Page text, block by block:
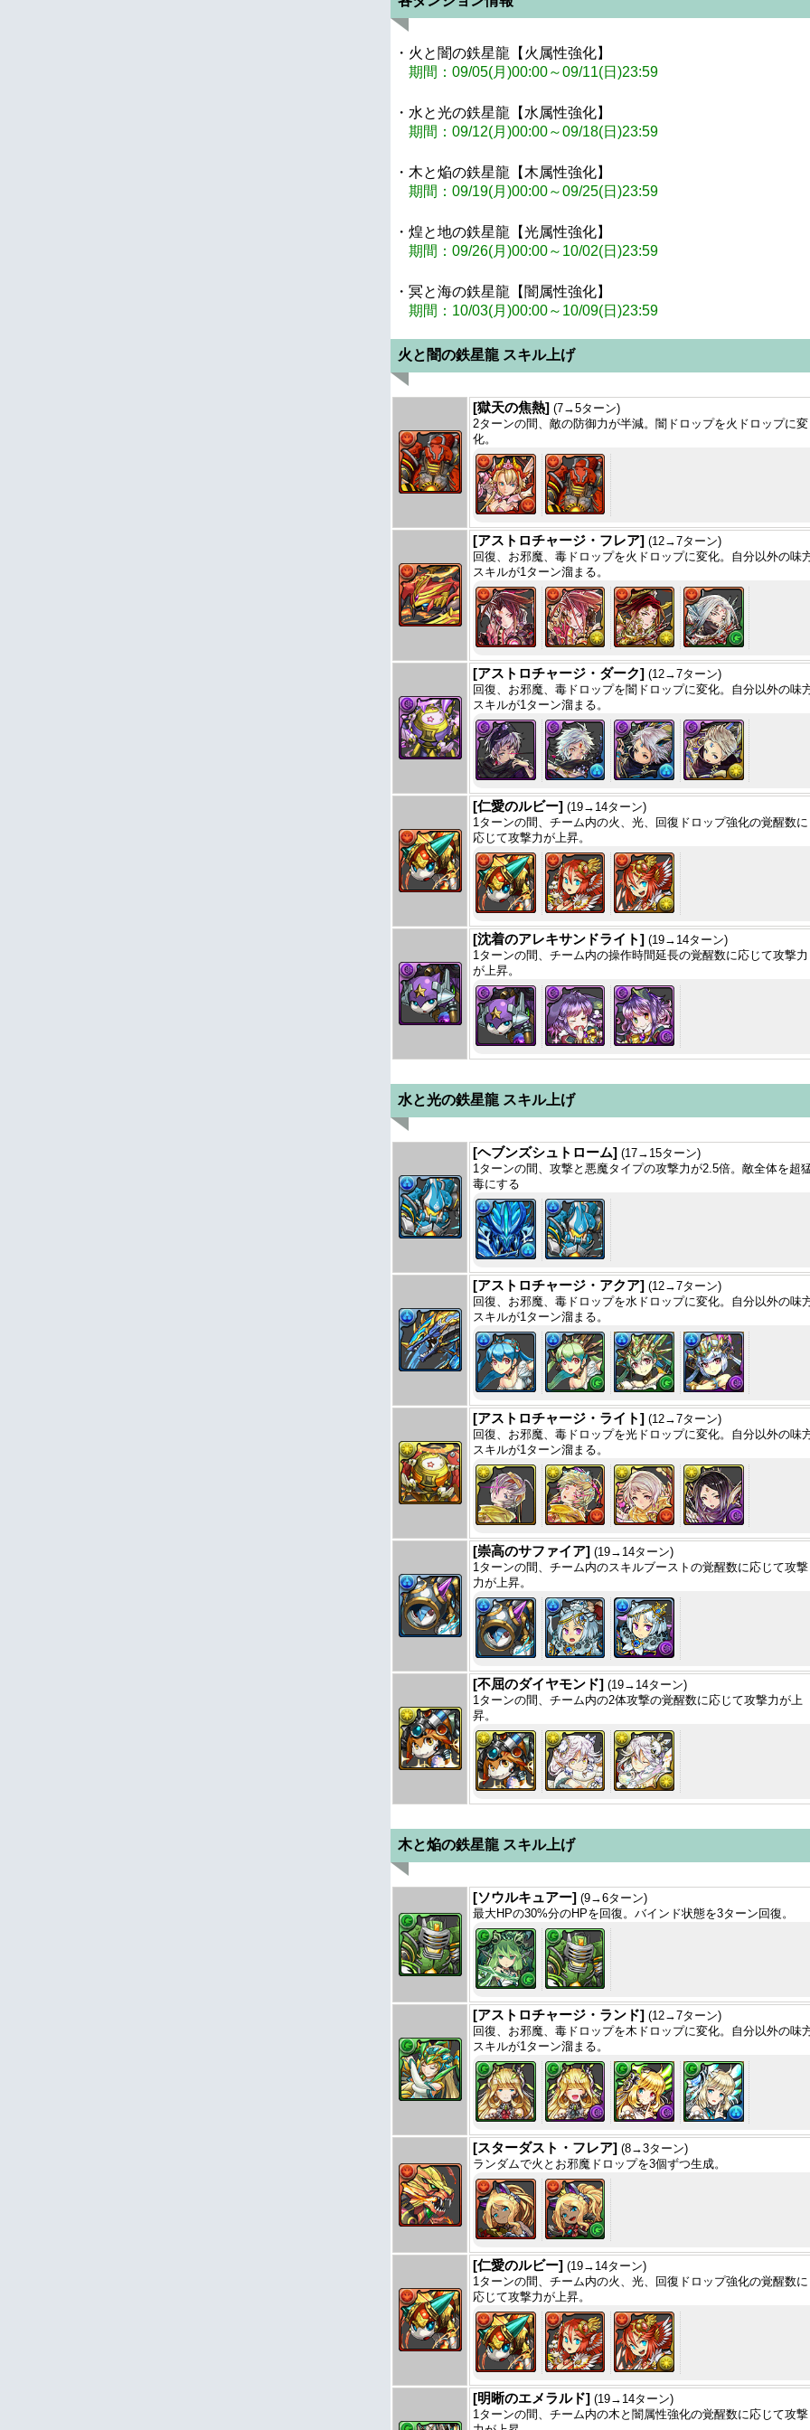
・火と闇の鉄星龍【火属性強化】
期間：09/05(月)00:00～09/11(日)23:59
・水と光の鉄星龍【水属性強化】
期間：09/12(月)00:00～09/18(日)23:59
・木と焔の鉄星龍【木属性強化】
期間：09/19(月)00:00～09/25(日)23:59
・煌と地の鉄星龍【光属性強化】
期間：09/26(月)00:00～10/02(日)23:59
・冥と海の鉄星龍【闇属性強化】
期間：10/03(月)00:00～10/09(日)23:59
火と闇の鉄星龍 スキル上げ
[獄天の焦熱] (7→5ターン)
2ターンの間、敵の防御力が半減。闇ドロップを火ドロップに変
化。
[アストロチャージ・フレア] (12→7ターン)
回復、お邪魔、毒ドロップを火ドロップに変化。自分以外の味
スキルが1ターン溜まる。
[アストロチャージ・ダーク] (12→7ターン)
回復、お邪魔、毒ドロップを闇ドロップに変化。自分以外の味
スキルが1ターン溜まる。
[仁愛のルビー] (19→14ターン)
1ターンの間、チーム内の火、光、回復ドロップ強化の覚醒数に
応じて攻撃力が上昇。
[沈着のアレキサンドライト] (19→14ターン)
1ターンの間、チーム内の操作時間延長の覚醒数に応じて攻撃力
が上昇。
水と光の鉄星龍 スキル上げ
[ヘブンズシュトローム] (17→15ターン)
1ターンの間、攻撃と悪魔タイプの攻撃力が2.5倍。敵全体を超
毒にする
[アストロチャージ・アクア] (12→7ターン)
回復、お邪魔、毒ドロップを水ドロップに変化。自分以外の味
スキルが1ターン溜まる。
[アストロチャージ・ライト] (12→7ターン)
回復、お邪魔、毒ドロップを光ドロップに変化。自分以外の味
スキルが1ターン溜まる。
[崇高のサファイア] (19→14ターン)
1ターンの間、チーム内のスキルブーストの覚醒数に応じて攻撃
力が上昇。
[不屈のダイヤモンド] (19→14ターン)
1ターンの間、チーム内の2体攻撃の覚醒数に応じて攻撃力が上
昇。
木と焔の鉄星龍 スキル上げ
[ソウルキュアー] (9→6ターン)
最大HPの30%分のHPを回復。バインド状態を3ターン回復。
[アストロチャージ・ランド] (12→7ターン)
回復、お邪魔、毒ドロップを木ドロップに変化。自分以外の味
スキルが1ターン溜まる。
[スターダスト・フレア] (8→3ターン)
ランダムで火とお邪魔ドロップを3個ずつ生成。
[仁愛のルビー] (19→14ターン)
1ターンの間、チーム内の火、光、回復ドロップ強化の覚醒数に
応じて攻撃力が上昇。
[明晰のエメラルド] (19→14ターン)
1ターンの間、チーム内の木と闇属性強化の覚醒数に応じて攻撃